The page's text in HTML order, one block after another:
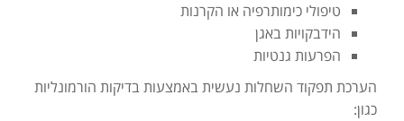
טיפולי כימותרפיה או הקרנות
הידבקויות באגן
הפרעות גנטיות
הערכת תפקוד השחלות נעשית באמצעות בדיקות הורמונליות
כגון: